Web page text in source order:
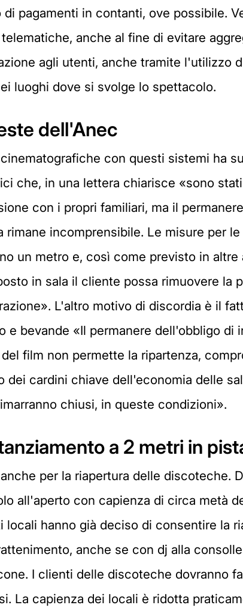
pagamenti in contanti, ove possibile.
anche al fine di evitare
agli utenti, anche tramite l'utilizzo
luoghi dove si svolge lo spettacolo.
dell'Anec
con questi sistemi ha
che, in una lettera chiarisce «sono
con i propri familiari, ma il
rimane incomprensibile. Le misure per
un metro e, così come previsto in
in sala il cliente possa rimuovere la
L'altro motivo di discordia è il
e bevande «Il permanere dell'obbligo di
film non permette la ripartenza,
dei cardini chiave dell'economia delle
chiusi, in queste condizioni».
a 2 metri in
per la riapertura delle discoteche.
all'aperto con capienza di circa metà
locali hanno già deciso di consentire la
anche se con dj alla
I clienti delle discoteche dovranno
La capienza dei locali è ridotta